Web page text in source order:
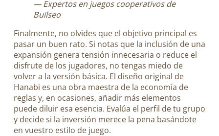
— Expertos en juegos cooperativos de
Builseo
Finalmente, no olvides que el objetivo principal es
pasar un buen rato. Si notas que la inclusión de una
expansión genera tensión innecesaria o reduce el
disfrute de los jugadores, no tengas miedo de
volver a la versión básica. El diseño original de
Hanabi es una obra maestra de la economía de
reglas y, en ocasiones, añadir más elementos
puede diluir esa esencia. Evalúa el perfil de tu grupo
y decide si la inversión merece la pena basándote
en vuestro estilo de juego.